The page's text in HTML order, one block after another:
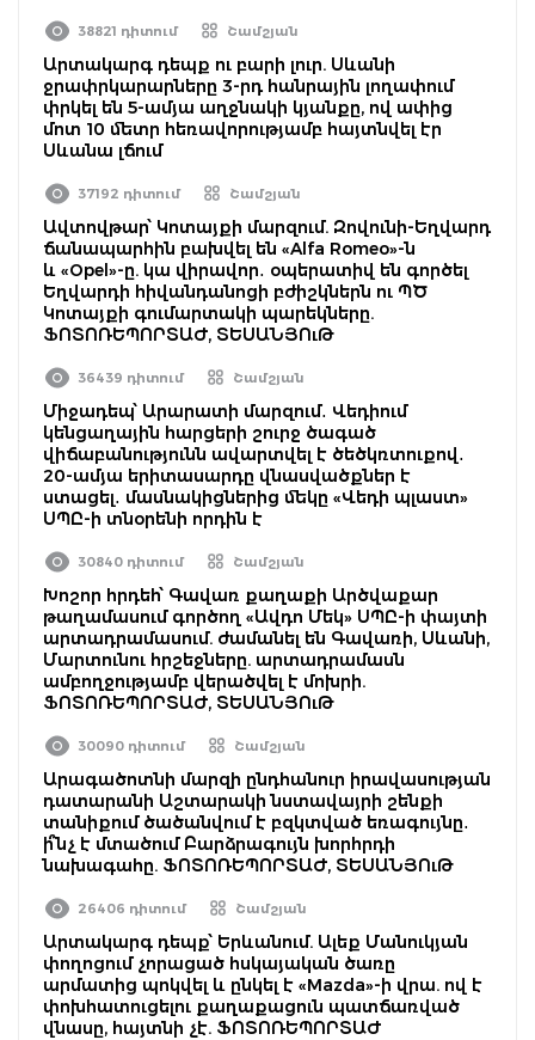
38821 դիտում Շամշյան
Արտակարգ դեպք ու բարի լուր. Սևանի
ջրափրկարարները 3-րդ հանրային լողափում
փրկել են 5-ամյա աղջնակի կյանքը, ով ափից
մոտ 10 մետր հեռավորությամբ հայտնվել էր
Սևանա լճում
37192 դիտում Շամշյան
Ավտովթար՝ Կոտայքի մարզում. Զովունի-Եղվարդ
ճանապարհին բախվել են «Alfa Romeo»-ն
և «Opel»-ը. կա վիրավոր․ օպերատիվ են գործել
Եղվարդի հիվանդանոցի բժիշկներն ու ՊԾ
Կոտայքի գումարտակի պարեկները.
ՖՈՏՈՌԵՊՈՐՏԱԺ, ՏԵՍԱՆՅՈւԹ
36439 դիտում Շամշյան
Միջադեպ՝ Արարատի մարզում․ Վեդիում
կենցաղային հարցերի շուրջ ծագած
վիճաբանությունն ավարտվել է ծեծկռտուքով․
20-ամյա երիտասարդը վնասվածքներ է
ստացել․ մասնակիցներից մեկը «Վեդի պլաստ»
ՍՊԸ-ի տնօրենի որդին է
30840 դիտում Շամշյան
Խոշոր հրդեհ՝ Գավառ քաղաքի Արծվաքար
թաղամասում գործող «Ավդո Մեկ» ՍՊԸ-ի փայտի
արտադրամասում. ժամանել են Գավառի, Սևանի,
Մարտունու հրշեջները. արտադրամասն
ամբողջությամբ վերածվել է մոխրի.
ՖՈՏՈՌԵՊՈՐՏԱԺ, ՏԵՍԱՆՅՈւԹ
30090 դիտում Շամշյան
Արագածոտնի մարզի ընդհանուր իրավասության
դատարանի Աշտարակի նստավայրի շենքի
տանիքում ծածանվում է բզկտված եռագույնը․
ի՞նչ է մտածում Բարձրագույն խորհրդի
նախագահը. ՖՈՏՈՌԵՊՈՐՏԱԺ, ՏԵՍԱՆՅՈւԹ
26406 դիտում Շամշյան
Արտակարգ դեպք՝ Երևանում. Ալեք Մանուկյան
փողոցում չորացած հսկայական ծառը
արմատից պոկվել և ընկել է «Mazda»-ի վրա. ով է
փոխհատուցելու քաղաքացուն պատճառված
վնասը, հայտնի չէ. ՖՈՏՈՌԵՊՈՐՏԱԺ